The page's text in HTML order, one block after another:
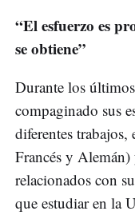
“El esfuerzo es
se obtiene”
Durante los
compaginado sus
diferentes
Francés y
relacionados con
que estudiar en la